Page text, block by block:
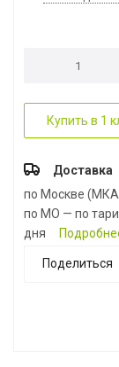
Купить в 1
Доставка
по Москве
по МО — по
дня
Поделиться